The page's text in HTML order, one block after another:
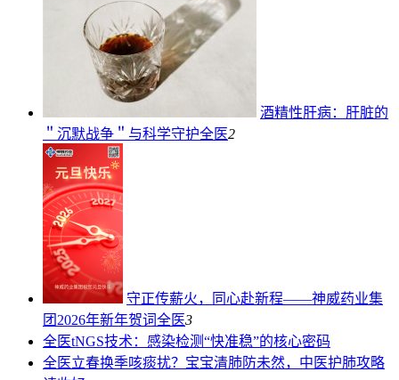
酒精性肝病：肝脏的
＂沉默战争＂与科学守护全医2
守正传薪火，同心赴新程——神威药业集
团2026年新年贺词全医3
全医tNGS技术：感染检测“快准稳”的核心密码
全医立春换季咳痰扰？宝宝清肺防未然，中医护肺攻略